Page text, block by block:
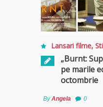
Lansari filme,
„Burnt:
pe marile
octombrie
ByAngela 0